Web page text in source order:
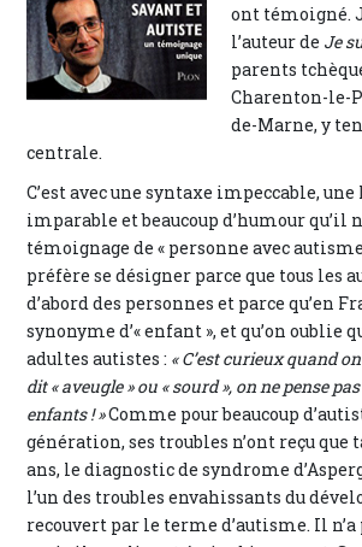
ont témoigné.
l’auteur de Je
parents
Charenton-le-
de-Marne, y
centrale.
C’est avec une syntaxe impeccable,
imparable et beaucoup d’humour qu’il
témoignage de « personne avec
préfère se désigner parce que tous les
d’abord des personnes et parce qu’en
synonyme d’« enfant », et qu’on oublie
adultes autistes : « C’est curieux quand
dit « aveugle » ou « sourd », on ne pense
enfants ! »Comme pour beaucoup
génération, ses troubles n’ont reçu que
ans, le diagnostic de syndrome
l’un des troubles envahissants du
recouvert par le terme d’autisme. Il n’a